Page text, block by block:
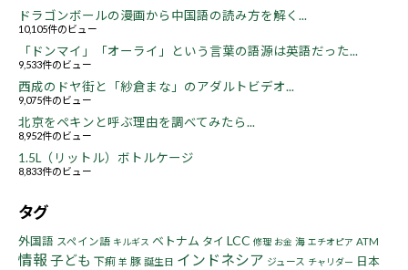
ドラゴンボールの漫画から中国語の読み方を解く...
10,105件のビュー
「ドンマイ」「オーライ」という言葉の語源は英語だった...
9,533件のビュー
西成のドヤ街と「紗倉まな」のアダルトビデオ...
9,075件のビュー
北京をペキンと呼ぶ理由を調べてみたら...
8,952件のビュー
1.5L（リットル）ボトルケージ
8,833件のビュー
タグ
外国語 スペイン語 キルギス ベトナム タイ LCC 修理 お金 海 エチオピア ATM
情報 子ども 下痢 羊 豚 誕生日 インドネシア ジュース チャリダー 日本